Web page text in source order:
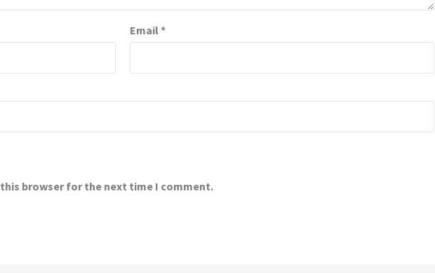
Email*
browser for the next time I comment.